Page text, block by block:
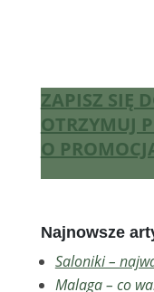
ZAPISZ SIĘ
OTRZYMUJ
O
Najnowsze
Saloniki –
Malaga – co